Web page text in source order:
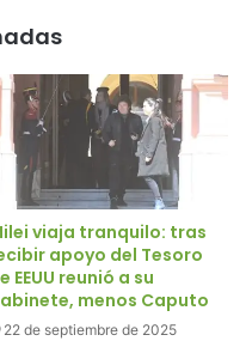
viaja tranquilo: tras
apoyo del Tesoro
EEUU reunió a su
menos Caputo
22 de septiembre de 2025